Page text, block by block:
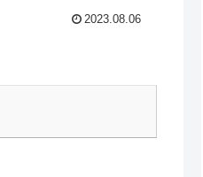
2023.08.06